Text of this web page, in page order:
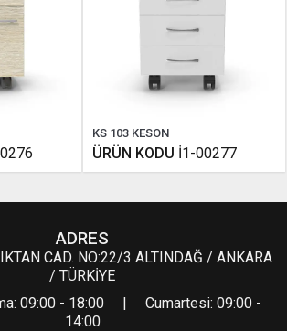
KS 103 KESON
ÜRÜN KODU İ1-00277
ADRES
CAD. NO:22/3 ALTINDAĞ / ANKARA
/ TÜRKİYE
09:00 - 18:00 | Cumartesi: 09:00 -
14:00